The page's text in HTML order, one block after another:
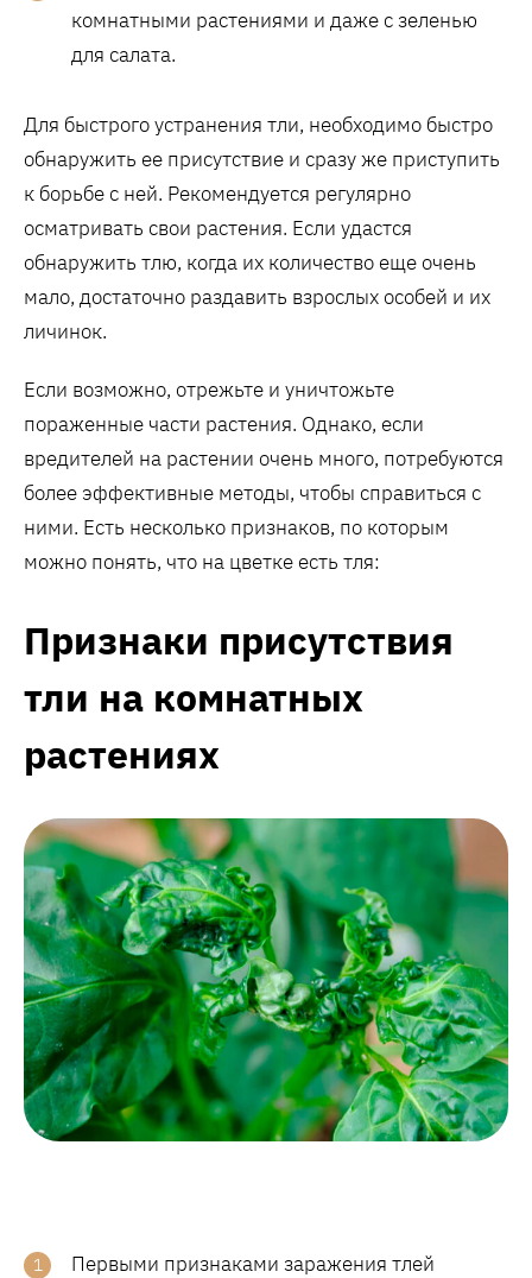
комнатными растениями и даже с зеленью
для салата.
Для быстрого устранения тли, необходимо быстро
обнаружить ее присутствие и сразу же приступить
к борьбе с ней. Рекомендуется регулярно
осматривать свои растения. Если удастся
обнаружить тлю, когда их количество еще очень
мало, достаточно раздавить взрослых особей и их
личинок.
Если возможно, отрежьте и уничтожьте
пораженные части растения. Однако, если
вредителей на растении очень много, потребуются
более эффективные методы, чтобы справиться с
ними. Есть несколько признаков, по которым
можно понять, что на цветке есть тля:
Признаки присутствия
тли на комнатных
растениях
Первыми признаками заражения тлей